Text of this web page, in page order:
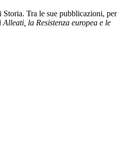
Tra le sue pubblicazioni, per
la Resistenza europea e le